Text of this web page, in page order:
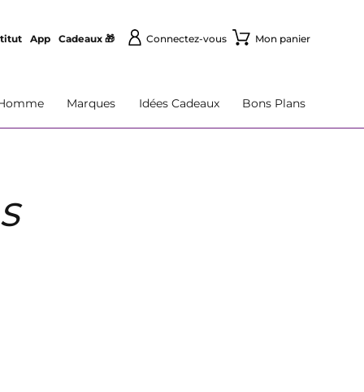
App Cadeaux 🎁 Connectez-vous Mon panier
Marques Idées Cadeaux Bons Plans